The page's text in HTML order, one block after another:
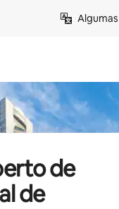
de
de